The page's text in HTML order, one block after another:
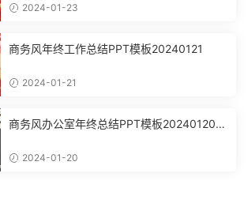
2024-01-23
商务风年终工作总结PPT模板20240121
2024-01-21
商务风办公室年终总结PPT模板20240120
2024-01-20